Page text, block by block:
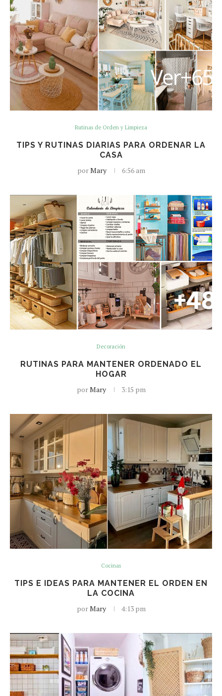
Rutinas de Orden y Limpieza
TIPS Y RUTINAS DIARIAS PARA ORDENAR LA
CASA
porMary 6:56 am
Decoración
RUTINAS PARA MANTENER ORDENADO EL
HOGAR
porMary 3:15 pm
Cocinas
TIPS E IDEAS PARA MANTENER EL ORDEN EN
LA COCINA
porMary 4:13 pm